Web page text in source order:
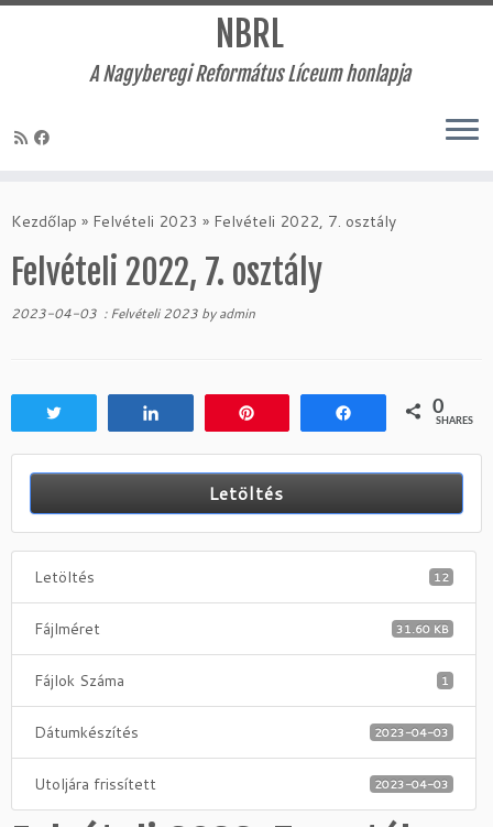
to
NBRL
A Nagyberegi Református Líceum honlapja
Kezdőlap » Felvételi 2023 » Felvételi 2022, 7. osztály
Felvételi 2022, 7. osztály
2023-04-03 :Felvételi 2023 byadmin
0
SHARES
Letöltés
Letöltés 12
Fájlméret 31.60 KB
Fájlok Száma 1
Dátumkészítés 2023-04-03
Utoljára frissített 2023-04-03